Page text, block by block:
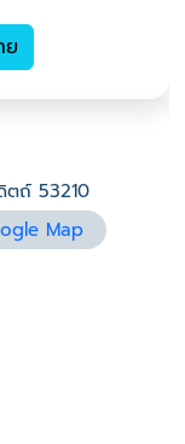
ย
ตถ์ 53210
Map